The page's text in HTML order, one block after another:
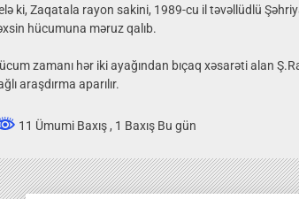
ki, Zaqatala rayon sakini, 1989-cu il təvəllüdlü
hücumuna məruz qalıb.
zamanı hər iki ayağından bıçaq xəsarəti alan
araşdırma aparılır.
11 Ümumi Baxış , 1 Baxış Bu gün